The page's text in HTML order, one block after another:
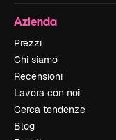
Azienda
Prezzi
Chi siamo
Recensioni
Lavora con noi
Cerca tendenze
Blog